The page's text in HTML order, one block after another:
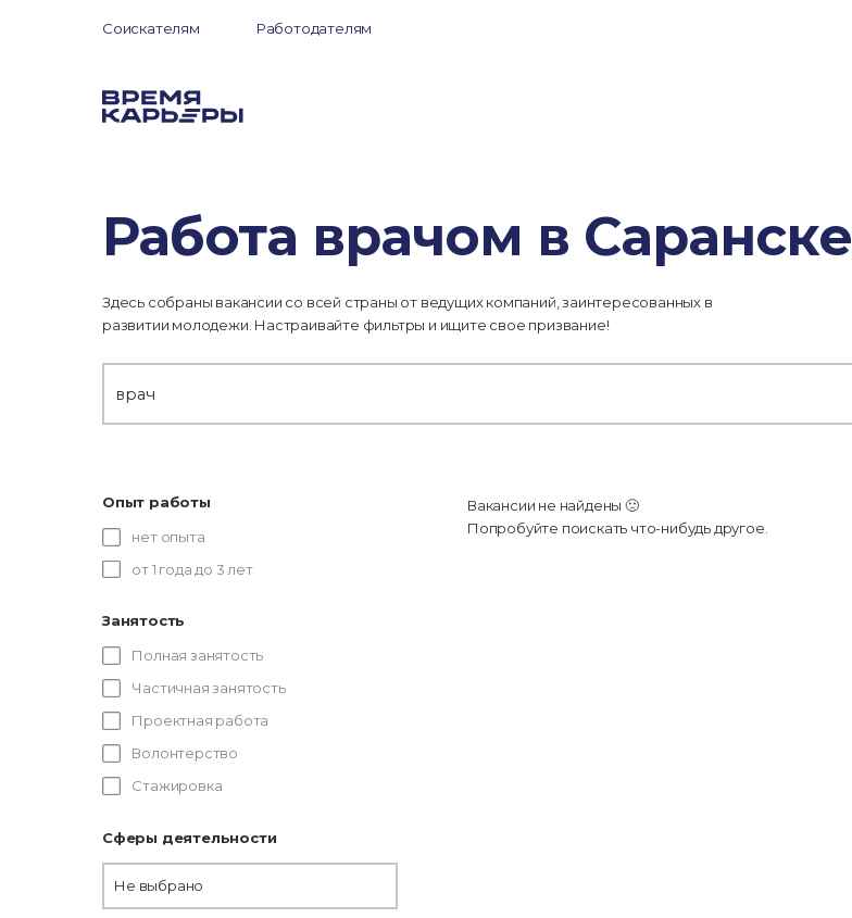
Соискателям Работодателям
Работа врачом в Саранске
Здесь собраны вакансии со всей страны от ведущих компаний, заинтересованных в
развитии молодежи. Настраивайте фильтры и ищите свое призвание!
Опыт работы
нет опыта
от 1 года до 3 лет
Занятость
Полная занятость
Частичная занятость
Проектная работа
Волонтерство
Стажировка
Сферы деятельности
Не выбрано
Вакансии не найдены 🙁
Попробуйте поискать что-нибудь другое.